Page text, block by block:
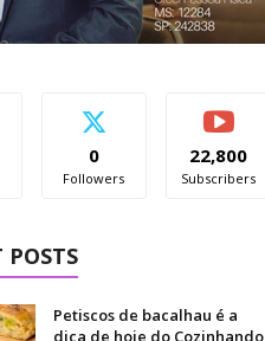
0
Followers
22,800
Subscribers
POSTS
Petiscos de bacalhau é a
dica de hoje do Cozinhando